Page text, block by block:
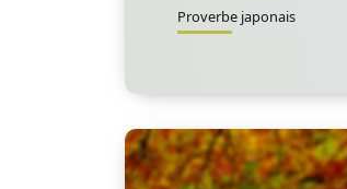
Proverbe japonais